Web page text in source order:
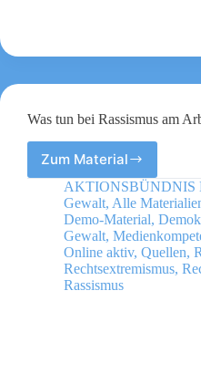
Was tun bei Rassismus am
Zum Material
Was
tun
bei
Rassismus
am
Arbeitsplatz?
Leitfaden
AKTIONSBÜNDNIS
Gewalt, Alle
Demo-Material,
Gewalt,
Online aktiv, Quellen,
Rechtsextremismus,
Rassismus